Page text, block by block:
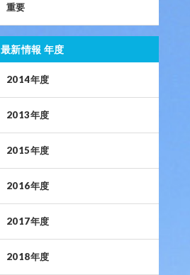
重要
最新情報 年度
2014年度
2013年度
2015年度
2016年度
2017年度
2018年度